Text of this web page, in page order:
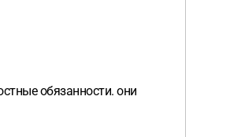
обязанности. они